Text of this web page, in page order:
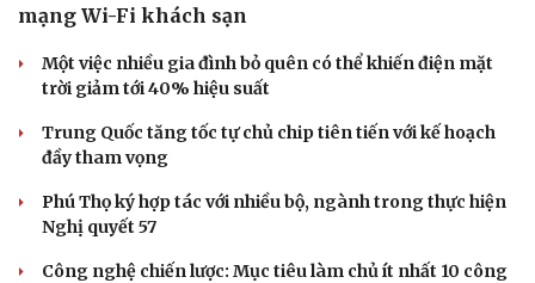
mạng Wi-Fi khách sạn
Một việc nhiều gia đình bỏ quên có thể khiến điện mặt
trời giảm tới 40% hiệu suất
Trung Quốc tăng tốc tự chủ chip tiên tiến với kế hoạch
đầy tham vọng
Phú Thọ ký hợp tác với nhiều bộ, ngành trong thực hiện
Nghị quyết 57
Công nghệ chiến lược: Mục tiêu làm chủ ít nhất 10 công